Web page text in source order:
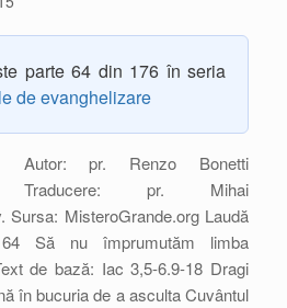
parte 64 din 176 în seria
de evanghelizare
Autor: pr. Renzo Bonetti
Traducere: pr. Mihai
Sursa: MisteroGrande.org Laudă
64 Să nu împrumutăm limba
de bază: Iac 3,5-6.9-18 Dragi
în bucuria de a asculta Cuvântul